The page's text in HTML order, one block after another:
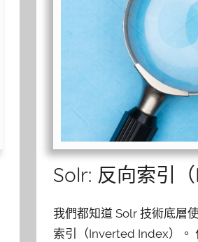
Solr: 反向索引
我們都知道 Solr 技術底層
索引（Inverted Index）。